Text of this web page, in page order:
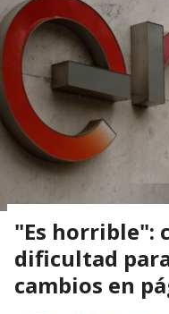
"Es horrible":
dificultad
cambios en